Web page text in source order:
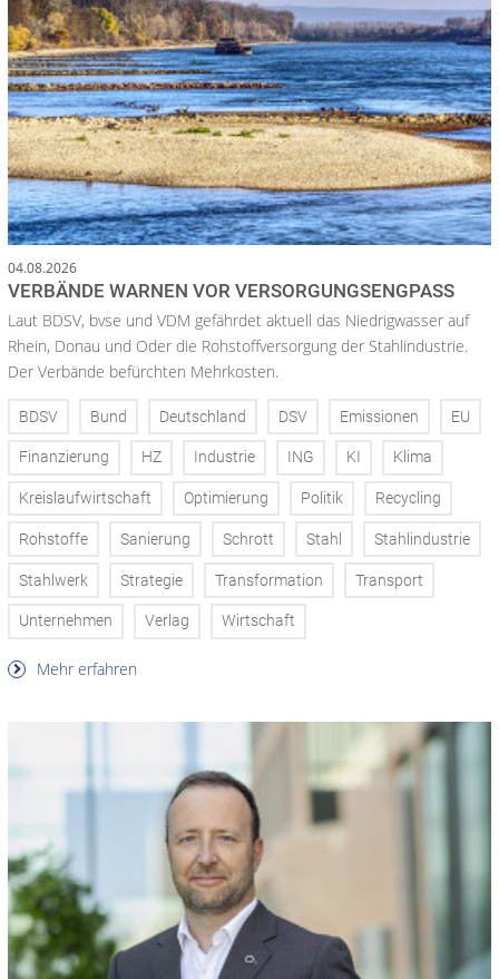
04.08.2026
VERBÄNDE WARNEN VOR VERSORGUNGSENGPASS
Laut BDSV, bvse und VDM gefährdet aktuell das Niedrigwasser auf
Rhein, Donau und Oder die Rohstoffversorgung der Stahlindustrie.
Der Verbände befürchten Mehrkosten.
BDSV Bund Deutschland DSV Emissionen EU
Finanzierung HZ Industrie ING KI Klima
Kreislaufwirtschaft Optimierung Politik Recycling
Rohstoffe Sanierung Schrott Stahl Stahlindustrie
Stahlwerk Strategie Transformation Transport
Unternehmen Verlag Wirtschaft
Mehr erfahren